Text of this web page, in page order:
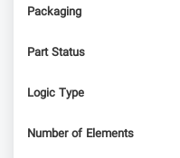
Packaging
Part Status
Logic Type
Number of Elements